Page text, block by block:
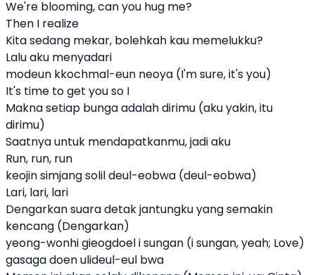
We're blooming, can you hug me?
Then I realize
Kita sedang mekar, bolehkah kau memelukku?
Lalu aku menyadari
modeun kkochmal-eun neoya (I'm sure, it's you)
It's time to get you so I
Makna setiap bunga adalah dirimu (aku yakin, itu
dirimu)
Saatnya untuk mendapatkanmu, jadi aku
Run, run, run
keojin simjang solil deul-eobwa (deul-eobwa)
Lari, lari, lari
Dengarkan suara detak jantungku yang semakin
kencang (Dengarkan)
yeong-wonhi gieogdoel i sungan (i sungan, yeah; Love)
gasaga doen ulideul-eul bwa